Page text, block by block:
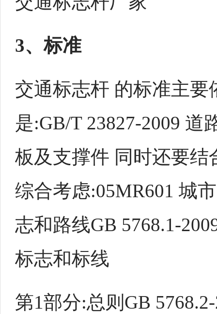
3、标准
交通标志杆 的标准主要
是:GB/T 23827-2009 道
板及支撑件 同时还要结
综合考虑:05MR601 城
志和路线GB 5768.1-
标志和标线
第1部分:总则GB